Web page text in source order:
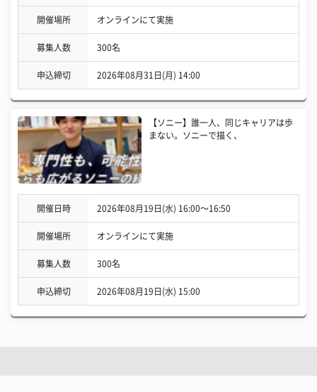
開催場所 オンラインにて実施
募集人数 300名
申込締切 2026年08月31日(月) 14:00
【ソニー】誰一人、同じキャリアは歩
まない。ソニーで描く、
開催日時 2026年08月19日(水) 16:00〜16:50
開催場所 オンラインにて実施
募集人数 300名
申込締切 2026年08月19日(水) 15:00